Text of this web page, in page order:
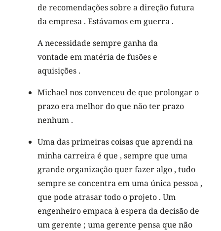
de recomendações sobre a direção futura
da empresa . Estávamos em guerra .
A necessidade sempre ganha da
vontade em matéria de fusões e
aquisições .
Michael nos convenceu de que prolongar o
prazo era melhor do que não ter prazo
nenhum .
Uma das primeiras coisas que aprendi na
minha carreira é que , sempre que uma
grande organização quer fazer algo , tudo
sempre se concentra em uma única pessoa ,
que pode atrasar todo o projeto . Um
engenheiro empaca à espera da decisão de
um gerente ; uma gerente pensa que não